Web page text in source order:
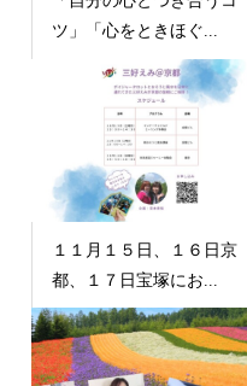
ツ」「心をときほぐ...
１１月１５日、１６日京
都、１７日宝塚にお...